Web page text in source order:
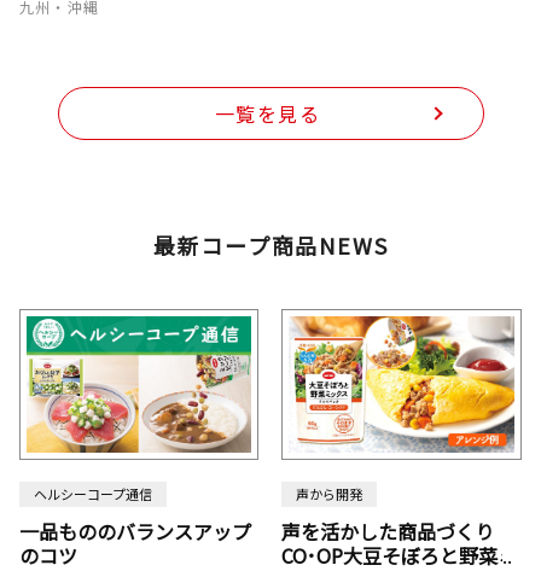
九州・沖縄
一覧を見る
最新コープ商品NEWS
ヘルシーコープ通信
一品もののバランスアップ
のコツ
声から開発
声を活かした商品づくり
CO･OP大豆そぼろと野菜ミ